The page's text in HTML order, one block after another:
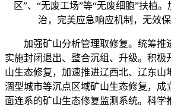
区”、“无废工场”等“无废细胞”扶植
治，完美应急响应机制，无效保
加强矿山分析管理取修复。统筹推
实施封闭退出、整合沉组、升级。积极
山生态修复，加速推进辽西北、辽东山
涸型城市等沉点区域矿山生态修复，成
面连系的矿山生态修复监测系统。科学